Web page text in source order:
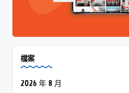
檔案
2026 年 8 月